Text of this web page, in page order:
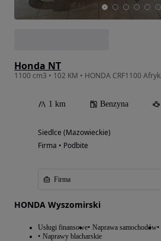
Honda NT
1 km Benzyna
Siedlce (Mazowieckie)
Firma • Podbite
Firma
HONDA Wyszomirski
Usługi finansowe Naprawa samochodów
Naprawy blacharskie